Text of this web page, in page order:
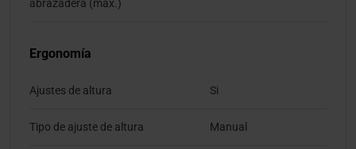
abrazadera (máx.)
Ergonomía
Ajustes de altura Si
Tipo de ajuste de altura Manual